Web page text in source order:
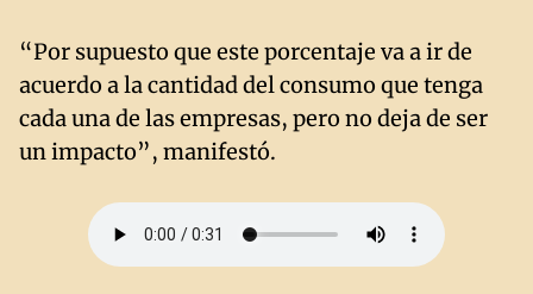
“Por supuesto que este porcentaje va a ir de
acuerdo a la cantidad del consumo que tenga
cada una de las empresas, pero no deja de ser
un impacto”, manifestó.